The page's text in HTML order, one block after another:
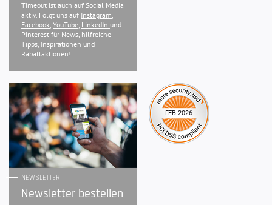
Timeout ist auch auf Social Media
aktiv. Folgt uns auf Instagram,
Facebook, YouTube, LinkedIn und
Pinterest für News, hilfreiche
Tipps, Inspirationen und
Rabattaktionen!
NEWSLETTER
Newsletter bestellen